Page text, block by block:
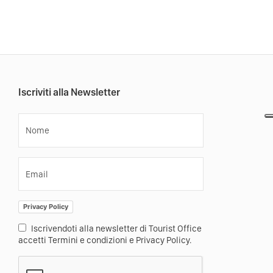
Iscriviti alla Newsletter
Nome
Email
Privacy Policy
Iscrivendoti alla newsletter di Tourist Office
accetti Termini e condizioni e Privacy Policy.